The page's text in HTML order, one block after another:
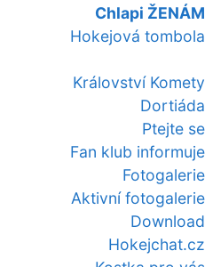
Chlapi ŽENÁM
Hokejová tombola
Království Komety
Dortiáda
Ptejte se
Fan klub informuje
Fotogalerie
Aktivní fotogalerie
Download
Hokejchat.cz